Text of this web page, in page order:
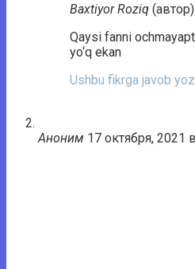
Baxtiyor Roziq (автор)
Qaysi fanni
yo‘q ekan
Ushbu fikrga javob
Аноним 17 октября, 2021